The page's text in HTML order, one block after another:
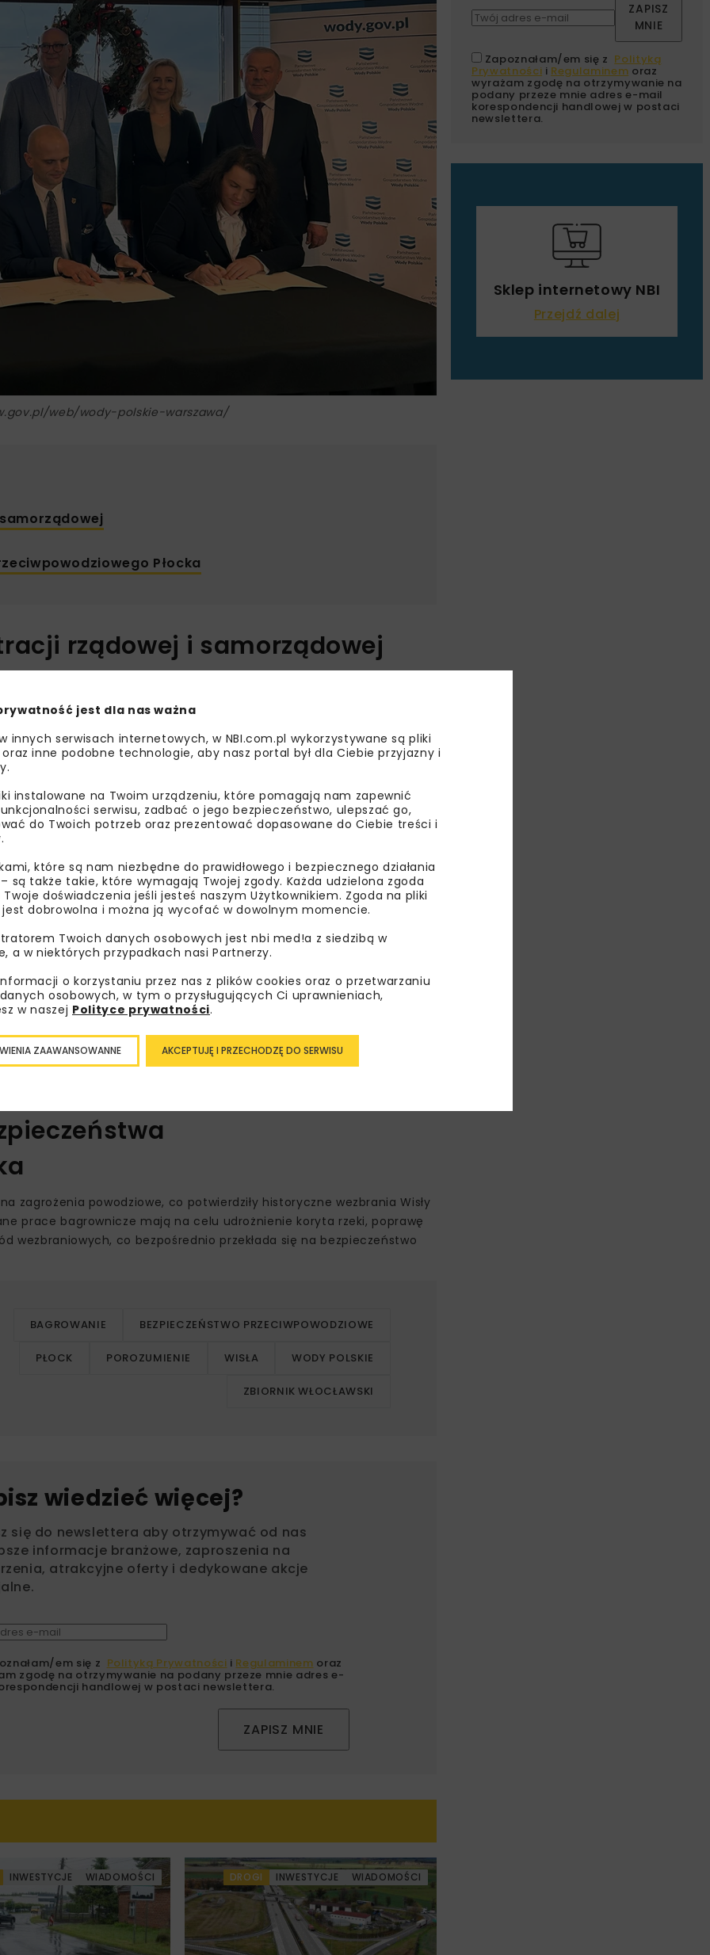
web/wody-polskie-warszawa/
Płocka
rządowej i samorządowej
Celem współpracy jest ograniczenie ryzyka powodziowego w rejonie
prac
uzyskanie wymaganych decyzji administracyjnych
około 80 mln zł. Realizacja robót planowana jest na lata 2026–
okresu lęgowego na obszarze Zbiornik Włocławski.
administracyjnego oraz działania na rzecz pozyskania
zagrożenia powodziowe, co potwierdziły historyczne wezbrania Wisły
prace bagrownicze mają na celu udrożnienie koryta rzeki, poprawę
wezbraniowych, co bezpośrednio przekłada się na bezpieczeństwo
BAGROWANIE BEZPIECZEŃSTWO PRZECIWPOWODZIOWE
PŁOCK POROZUMIENIE WISŁA WODY POLSKIE
ZBIORNIK WŁOCŁAWSKI
wiedzieć więcej?
się do newslettera aby otrzymywać od nas
informacje branżowe, zaproszenia na
atrakcyjne oferty i dedykowane akcje
em się z Polityką Prywatności i Regulaminem oraz
zgodę na otrzymywanie na podany przeze mnie adres e-
handlowej w postaci newslettera.
ZAPISZ MNIE
INWESTYCJE WIADOMOŚCI DROGI INWESTYCJE WIADOMOŚCI
ZAPISZ
MNIE
Zapoznałam/em się z Polityką
Prywatności i Regulaminem oraz
wyrażam zgodę na otrzymywanie na
podany przeze mnie adres e-mail
korespondencji handlowej w postaci
newslettera.
Sklep internetowy NBI
Przejdź dalej
jest dla nas ważna
innych serwisach internetowych, w NBI.com.pl wykorzystywane są pliki
inne podobne technologie, aby nasz portal był dla Ciebie przyjazny i
instalowane na Twoim urządzeniu, które pomagają nam zapewnić
serwisu, zadbać o jego bezpieczeństwo, ulepszać go,
do Twoich potrzeb oraz prezentować dopasowane do Ciebie treści i
które są nam niezbędne do prawidłowego i bezpiecznego działania
są także takie, które wymagają Twojej zgody. Każda udzielona zgoda
doświadczenia jeśli jesteś naszym Użytkownikiem. Zgoda na pliki
dobrowolna i można ją wycofać w dowolnym momencie.
Twoich danych osobowych jest nbi med!a z siedzibą w
a w niektórych przypadkach nasi Partnerzy.
o korzystaniu przez nas z plików cookies oraz o przetwarzaniu
osobowych, w tym o przysługujących Ci uprawnieniach,
w naszej Polityce prywatności.
AKCEPTUJĘ I PRZECHODZĘ DO SERWISU
ZAAWANSOWANNE